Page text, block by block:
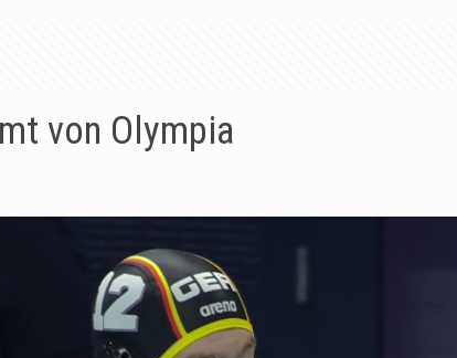
von Olympia